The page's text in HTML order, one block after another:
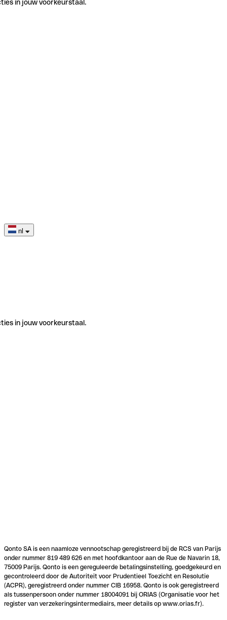
in jouw voorkeurstaal.
nl
in jouw voorkeurstaal.
Qonto SA is een naamloze vennootschap geregistreerd bij de RCS van Parijs
onder nummer 819 489 626 en met hoofdkantoor aan de Rue de Navarin 18,
75009 Parijs. Qonto is een gereguleerde betalingsinstelling, goedgekeurd en
gecontroleerd door de Autoriteit voor Prudentieel Toezicht en Resolutie
(ACPR), geregistreerd onder nummer CIB 16958. Qonto is ook geregistreerd
als tussenpersoon onder nummer 18004091 bij ORIAS (Organisatie voor het
register van verzekeringsintermediairs, meer details op www.orias.fr).